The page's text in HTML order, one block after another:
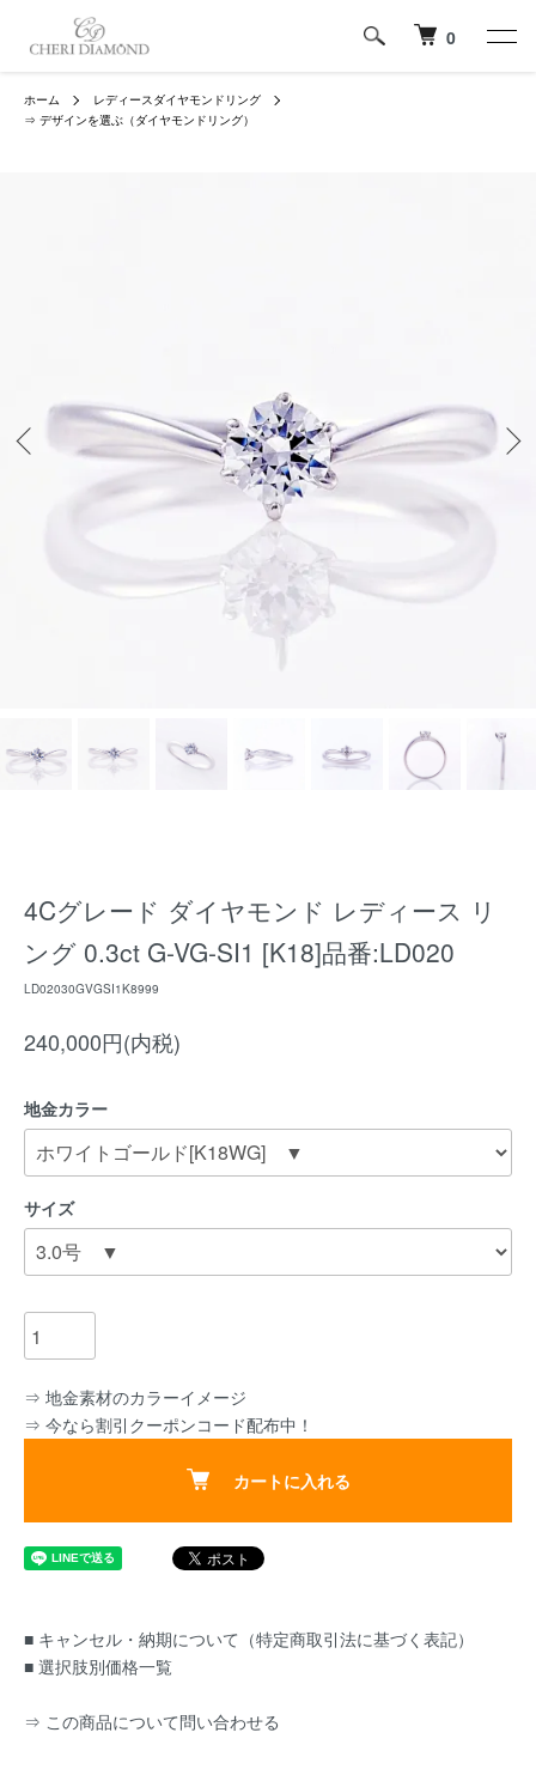
0
ホーム
レディースダイヤモンドリング
⇒ デザインを選ぶ（ダイヤモンドリング）
4Cグレード ダイヤモンド レディース リ
ング 0.3ct G-VG-SI1 [K18]品番:LD020
LD02030GVGSI1K8999
240,000円(内税)
地金カラー
サイズ
⇒ 地金素材のカラーイメージ
⇒ 今なら割引クーポンコード配布中！
カートに入れる
■ キャンセル・納期について（特定商取引法に基づく表記）
■ 選択肢別価格一覧
⇒ この商品について問い合わせる